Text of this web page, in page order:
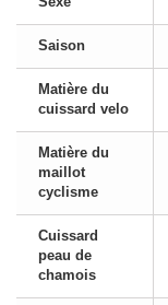
Saison
Matière du
cuissard velo
Matière du
maillot
cyclisme
Cuissard
peau de
chamois